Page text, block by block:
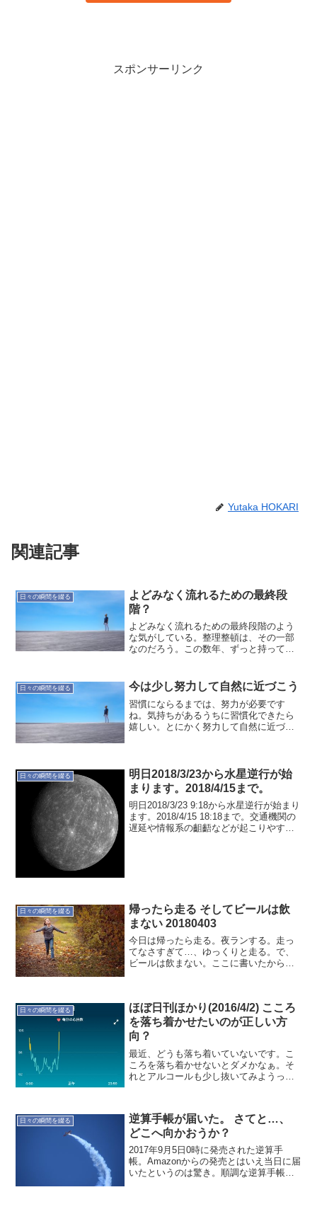
スポンサーリンク
Yutaka HOKARI
関連記事
日々の瞬間を綴る
よどみなく流れるための最終段
階？
よどみなく流れるための最終段階のよう
な気がしている。整理整頓は、その一部
なのだろう。この数年、ずっと持ってい
今はわからないが手放して行くのが良い
のだろう。そして在り方を...
日々の瞬間を綴る 今は少し努力して自然に近づこう
習慣にならるまでは、努力が必要です
ね。気持ちがあるうちに習慣化できたら
嬉しい。とにかく努力して自然に近づこ
日々の瞬間を綴る
明日2018/3/23から水星逆行が始
まります。2018/4/15まで。
明日2018/3/23 9:18から水星逆行が始まり
ます。2018/4/15 18:18まで。交通機関の
遅延や情報系の齟齬などが起こりやすい
日々の瞬間を綴る
帰ったら走る そしてビールは飲
まない 20180403
今日は帰ったら走る。夜ランする。走っ
てなさすぎて…、ゆっくりと走る。で、
ビールは飲まない。ここに書いたから多
日々の瞬間を綴る
ほぼ日刊ほかり(2016/4/2) こころ
を落ち着かせたいのが正しい方
向？
最近、どうも落ち着いていないです。こ
ころを落ち着かせないとダメかなぁ。そ
れとアルコールも少し抜いてみようって
日々の瞬間を綴る
逆算手帳が届いた。 さてと…、
どこへ向かおうか？
2017年9月5日0時に発売された逆算手
帳。Amazonからの発売とはいえ当日に届
いたというのは驚き。順調な逆算手帳と